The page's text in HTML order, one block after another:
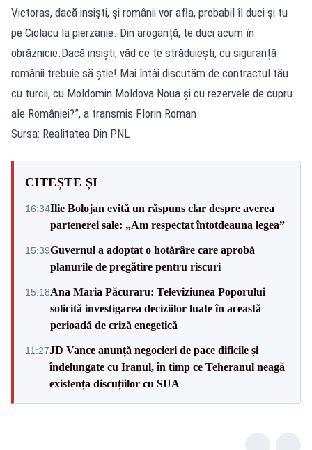
Victoras, dacă insiști, și românii vor afla, probabil îl duci și tu
pe Ciolacu la pierzanie. Din aroganță, te duci acum în
obrăznicie.Dacă insiști, văd ce te străduiești, cu siguranță
românii trebuie să știe! Mai întâi discutăm de contractul tău
cu turcii, cu Moldomin Moldova Noua și cu rezervele de cupru
ale României?”, a transmis Florin Roman.
Sursa: Realitatea Din PNL
CITEȘTE ȘI
16:34Ilie Bolojan evită un răspuns clar despre averea
partenerei sale: „Am respectat întotdeauna legea”
15:39Guvernul a adoptat o hotărâre care aprobă
planurile de pregătire pentru riscuri
15:18Ana Maria Păcuraru: Televiziunea Poporului
solicită investigarea deciziilor luate în această
perioadă de criză enegetică
11:27JD Vance anunță negocieri de pace dificile și
îndelungate cu Iranul, în timp ce Teheranul neagă
existența discuțiilor cu SUA